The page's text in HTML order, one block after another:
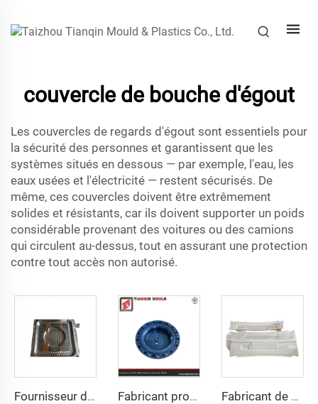
couvercle de bouche d'égout
Les couvercles de regards d'égout sont essentiels pour
la sécurité des personnes et garantissent que les
systèmes situés en dessous — par exemple, l'eau, les
eaux usées et l'électricité — restent sécurisés. De
même, ces couvercles doivent être extrêmement
solides et résistants, car ils doivent supporter un poids
considérable provenant des voitures ou des camions
qui circulent au-dessus, tout en assurant une protection
contre tout accès non autorisé.
Fournisseur de moules de couvercle de puits en FRP par compression Fabricant professionnel de moules Taizhou Factory Molding, fournisseur de moules métalliques par moulage sous pression pour couvercle d'extrémité de bride Fabricant de moules de précision sur mesure Moule pour carter Moule pour pièces automobiles / Moule